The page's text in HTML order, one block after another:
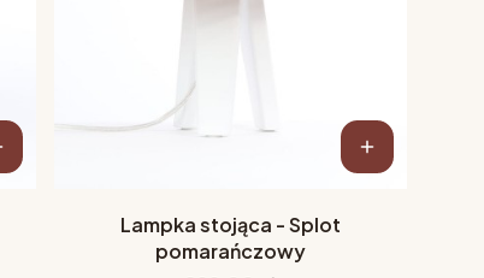
Lampka stojąca - Splot
pomarańczowy